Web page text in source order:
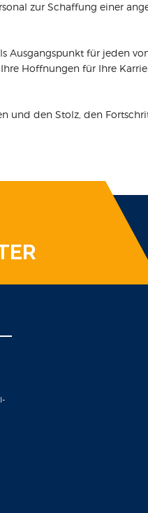
zur Schaffung einer
für jeden
Hoffnungen für Ihre
den Stolz, den